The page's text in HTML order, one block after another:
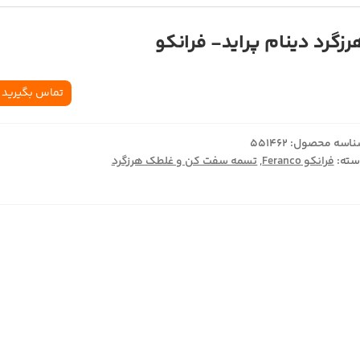
دينام پرايد- فرانکو
تماس بگیرید
محصول: 551462
فرانکو Feranco ,تسمه سفت کن و غلطک هرزگرد